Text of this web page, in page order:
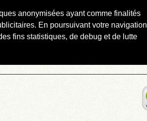
anonymisées ayant comme finalités
En poursuivant votre navigation
fins statistiques, de debug et de lutte